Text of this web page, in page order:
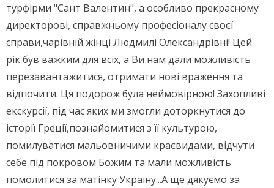
турфірми "Сант Валентин", а особливо прекрасному
директорові, справжньому професіоналу своєї
справи,чарівній жінці Людмилі Олександрівні! Цей
рік був важким для всіх, а Ви нам дали можливість
перезавантажитися, отримати нові враження та
відпочити. Ця подорож була неймовірною! Захопливі
екскурсії, під час яких ми змогли доторкнутися до
історії Греції,познайомитися з її культурою,
помилуватися мальовничими краєвидами, відчути
себе під покровом Божим та мали можливість
помолитися за матінку Україну...А ще дякуємо за